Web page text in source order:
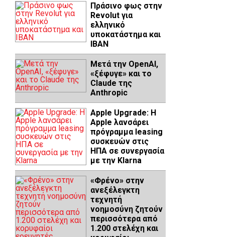
Πράσινο φως στην
Revolut για
ελληνικό
υποκατάστημα και
IBAN
Μετά την OpenAI,
«ξέφυγε» και το
Claude της
Anthropic
Apple Upgrade: Η
Apple λανσάρει
πρόγραμμα leasing
συσκευών στις
ΗΠΑ σε συνεργασία
με την Klarna
«Φρένο» στην
ανεξέλεγκτη
τεχνητή
νοημοσύνη ζητούν
περισσότερα από
1.200 στελέχη και